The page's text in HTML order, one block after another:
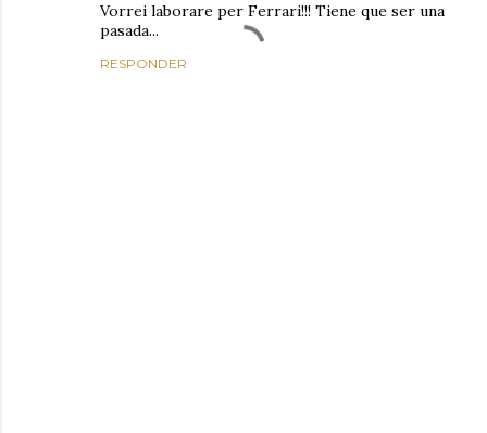
Vorrei laborare per Ferrari!!! Tiene que ser una
pasada...
RESPONDER